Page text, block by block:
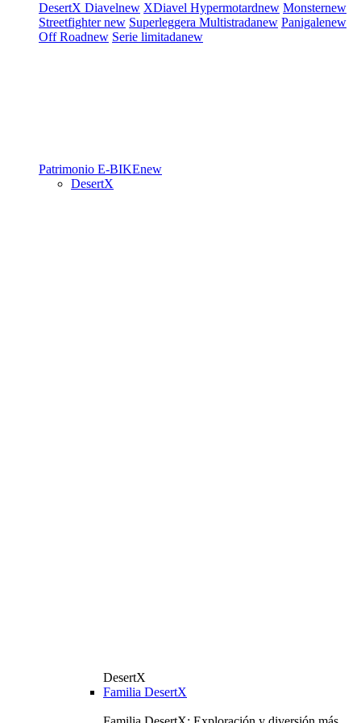
DesertX Diavelnew XDiavel Hypermotardnew Monsternew
Streetfighternew Superleggera Multistradanew Panigalenew
Off Roadnew Serie limitadanew
Patrimonio E-BIKEnew
DesertX
DesertX
Familia DesertX